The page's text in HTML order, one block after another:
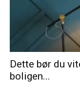
Dette bør du
boligen...